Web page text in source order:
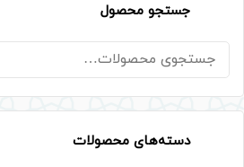
جستجو محصول
جستجو
برای:
دسته‌های محصولات